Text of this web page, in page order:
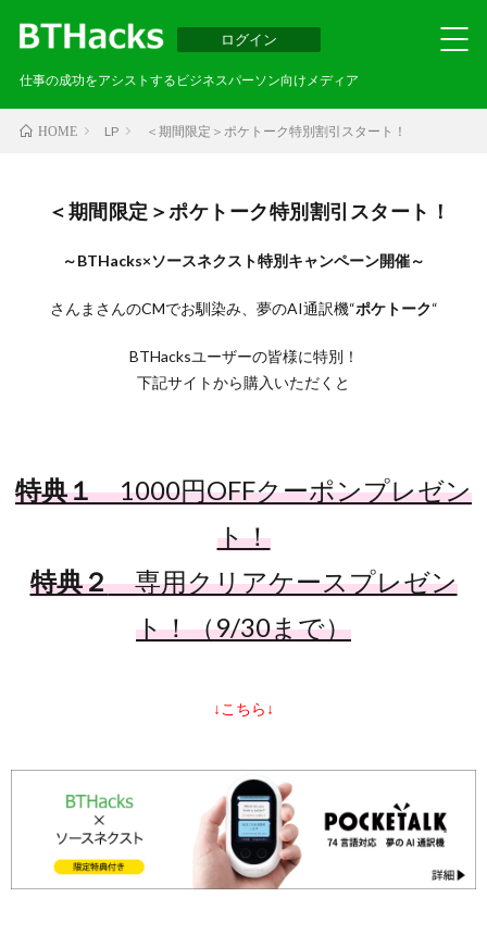
ログイン
仕事の成功をアシストするビジネスパーソン向けメディア
HOME LP ＜期間限定＞ポケトーク特別割引スタート！
＜期間限定＞ポケトーク特別割引スタート！
～BTHacks×ソースネクスト特別キャンペーン開催～
さんまさんのCMでお馴染み、夢のAI通訳機“ポケトーク“
BTHacksユーザーの皆様に特別！
下記サイトから購入いただくと
特典１1000円OFFクーポンプレゼン
ト！
特典２専用クリアケースプレゼン
ト！（9/30まで）
↓こちら↓